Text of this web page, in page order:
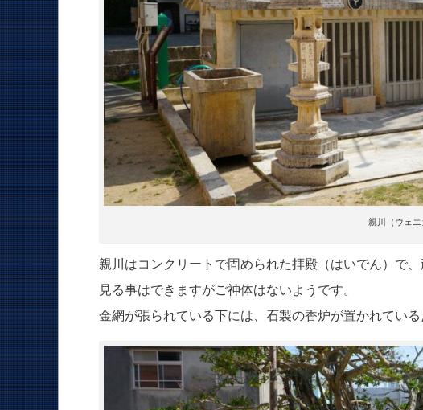
親川（ウェエ
親川はコンクリートで固められた拝殿（はいでん）で
見る事はできますがご神体はないようです。
金網が張られている下には、石製の香炉が置かれている